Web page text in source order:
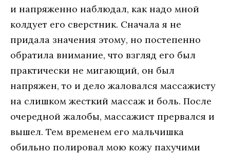
и напряженно наблюдал, как надо мной
колдует его сверстник. Сначала я не
придала значения этому, но постепенно
обратила внимание, что взгляд его был
практически не мигающий, он был
напряжен, то и дело жаловался массажисту
на слишком жесткий массаж и боль. После
очередной жалобы, массажист прервался и
вышел. Тем временем его мальчишка
обильно полировал мою кожу пахучими